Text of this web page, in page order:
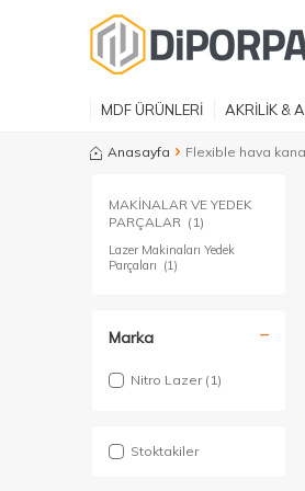
MDF ÜRÜNLERİ AKRİLİK &
Anasayfa Flexible hava
MAKİNALAR VE YEDEK
PARÇALAR (1)
Lazer Makinaları Yedek
Parçaları (1)
Marka
Nitro Lazer (1)
Stoktakiler